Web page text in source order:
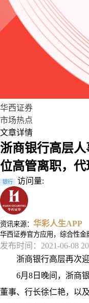
华西证券
市场热点
文章详情
浙商银行高层
位高管离职，
银行 访问量:
资讯来源： 华彩人生APP
华西证券官方应用，综合性金
发布时间：2021-06-08
浙商银行高层再次
6月8日晚间，浙商
董事、行长徐仁艳，以